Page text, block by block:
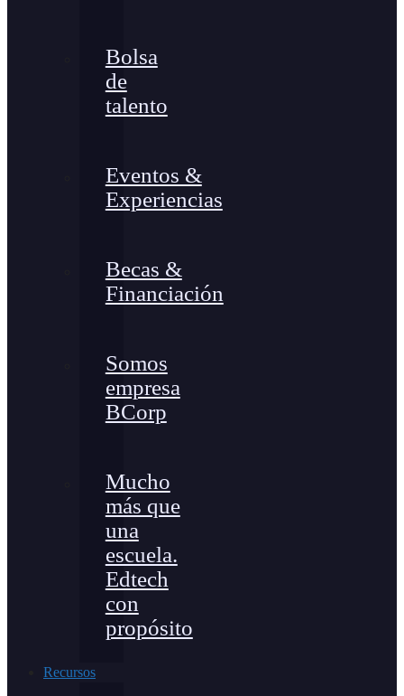
Bolsa
de
talento
Eventos &
Experiencias
Becas &
Financiación
Somos
empresa
BCorp
Mucho
más que
una
escuela.
Edtech
con
propósito
Recursos